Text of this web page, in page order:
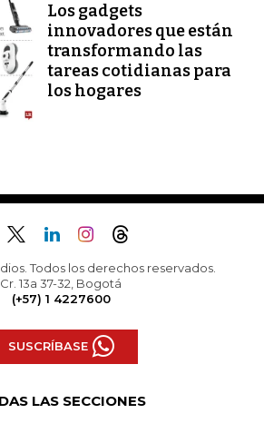
Los gadgets
innovadores que están
transformando las
tareas cotidianas para
los hogares
Todos los derechos reservados.
Cr. 13a 37-32, Bogotá
(+57) 1 4227600
SUSCRÍBASE
LAS SECCIONES